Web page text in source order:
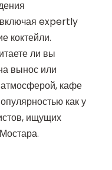
expertly
коктейли.
ли вы
вынос или
атмосферой, кафе
как у
ищущих